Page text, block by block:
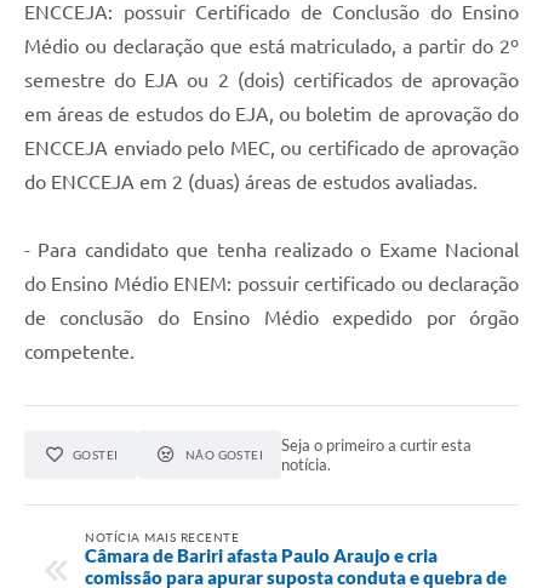
ENCCEJA: possuir Certificado de Conclusão do Ensino
Médio ou declaração que está matriculado, a partir do 2º
semestre do EJA ou 2 (dois) certificados de aprovação
em áreas de estudos do EJA, ou boletim de aprovação do
ENCCEJA enviado pelo MEC, ou certificado de aprovação
do ENCCEJA em 2 (duas) áreas de estudos avaliadas.
- Para candidato que tenha realizado o Exame Nacional
do Ensino Médio ENEM: possuir certificado ou declaração
de conclusão do Ensino Médio expedido por órgão
competente.
GOSTEI NÃO GOSTEI
Seja o primeiro a curtir esta
notícia.
NOTÍCIA MAIS RECENTE
Câmara de Bariri afasta Paulo Araujo e cria
comissão para apurar suposta conduta e quebra de